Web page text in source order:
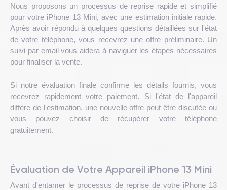
Nous proposons un processus de reprise rapide et simplifié
pour votre iPhone 13 Mini, avec une estimation initiale rapide.
Après avoir répondu à quelques questions détaillées sur l'état
de votre téléphone, vous recevrez une offre préliminaire. Un
suivi par email vous aidera à naviguer les étapes nécessaires
pour finaliser la vente.
Si notre évaluation finale confirme les détails fournis, vous
recevrez rapidement votre paiement. Si l'état de l'appareil
diffère de l'estimation, une nouvelle offre peut être discutée ou
vous pouvez choisir de récupérer votre téléphone
gratuitement.
Évaluation de Votre Appareil iPhone 13 Mini
Avant d'entamer le processus de reprise de votre iPhone 13